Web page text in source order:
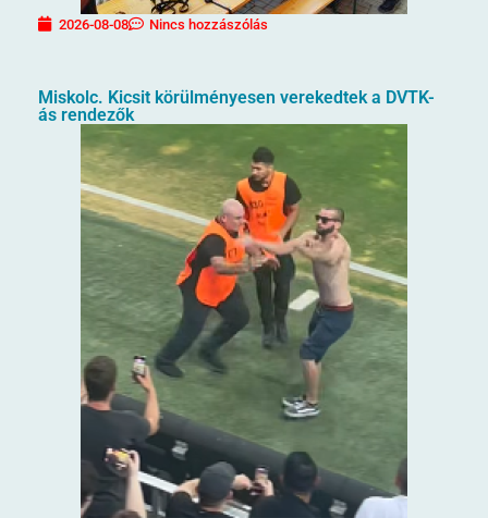
2026-08-08 Nincs hozzászólás
Miskolc. Kicsit körülményesen verekedtek a DVTK-
ás rendezők